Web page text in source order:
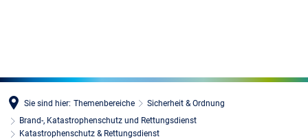
Sie sind hier: Themenbereiche
Sicherheit & Ordnung
Brand-, Katastrophenschutz und Rettungsdienst
Katastrophenschutz & Rettungsdienst